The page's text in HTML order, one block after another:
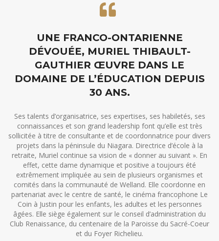
UNE FRANCO-ONTARIENNE
DÉVOUÉE, MURIEL THIBAULT-
GAUTHIER ŒUVRE DANS LE
DOMAINE DE L’ÉDUCATION DEPUIS
30 ANS.
Ses talents d’organisatrice, ses expertises, ses habiletés, ses
connaissances et son grand leadership font qu’elle est très
sollicitée à titre de consultante et de coordonnatrice pour divers
projets dans la péninsule du Niagara. Directrice d’école à la
retraite, Muriel continue sa vision de « donner au suivant ». En
effet, cette dame dynamique et positive a toujours été
extrêmement impliquée au sein de plusieurs organismes et
comités dans la communauté de Welland. Elle coordonne en
partenariat avec le centre de santé, le cinéma francophone Le
Coin à Justin pour les enfants, les adultes et les personnes
âgées. Elle siège également sur le conseil d’administration du
Club Renaissance, du centenaire de la Paroisse du Sacré-Coeur
et du Foyer Richelieu.